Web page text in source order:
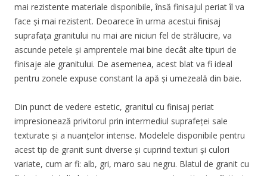
mai rezistente materiale disponibile, însă finisajul periat îl va
face și mai rezistent. Deoarece în urma acestui finisaj
suprafața granitului nu mai are niciun fel de strălucire, va
ascunde petele și amprentele mai bine decât alte tipuri de
finisaje ale granitului. De asemenea, acest blat va fi ideal
pentru zonele expuse constant la apă și umezeală din baie.
Din punct de vedere estetic, granitul cu finisaj periat
impresionează privitorul prin intermediul suprafeței sale
texturate și a nuanțelor intense. Modelele disponibile pentru
acest tip de granit sunt diverse și cuprind texturi și culori
variate, cum ar fi: alb, gri, maro sau negru. Blatul de granit cu